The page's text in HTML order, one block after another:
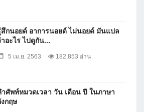
สึกนอยด์ อาการนอยด์ ไม่นอยด์ มันแปล
อะไร ไปดูกัน...
5 เม.ย. 2563 182,853 อ่าน
ำศัพท์หมวดเวลา วัน เดือน ปี ในภาษา
งกฤษ